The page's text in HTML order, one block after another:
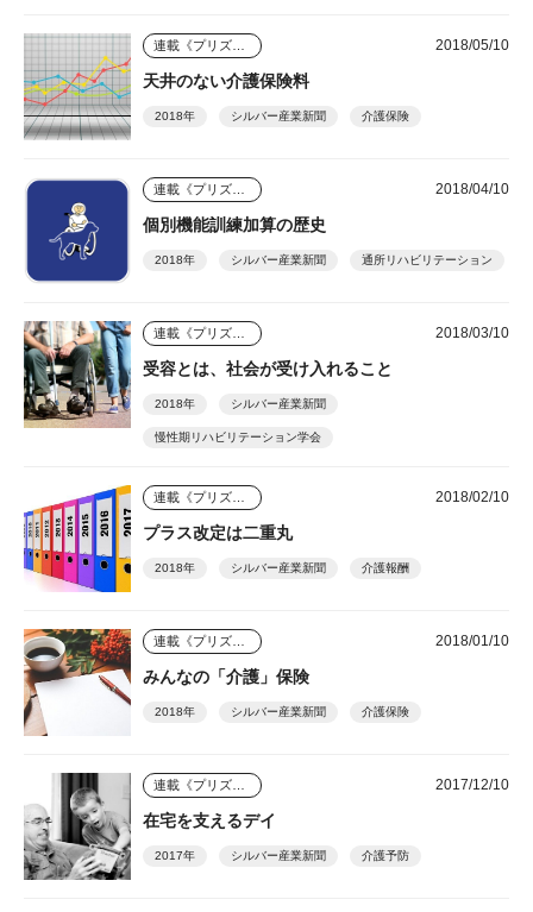
2018/05/10
天井のない介護保険料
2018年 シルバー産業新聞 介護保険
2018/04/10
個別機能訓練加算の歴史
2018年 シルバー産業新聞 通所リハビリテーション
2018/03/10
受容とは、社会が受け入れること
2018年 シルバー産業新聞
慢性期リハビリテーション学会
2018/02/10
プラス改定は二重丸
2018年 シルバー産業新聞 介護報酬
2018/01/10
みんなの「介護」保険
2018年 シルバー産業新聞 介護保険
2017/12/10
在宅を支えるデイ
2017年 シルバー産業新聞 介護予防